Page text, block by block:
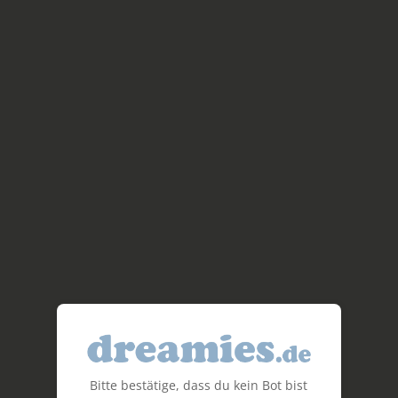
Bitte bestätige, dass du kein Bot bist